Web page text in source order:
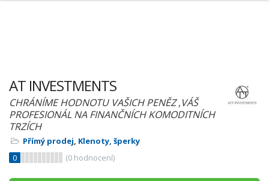
AT INVESTMENTS
CHRÁNÍME HODNOTU VAŠICH PENĚZ ,VÁŠ
PROFESIONÁL NA FINANČNÍCH KOMODITNÍCH
TRZÍCH
Přímý prodej, Klenoty, šperky
0
(0 hodnocení)